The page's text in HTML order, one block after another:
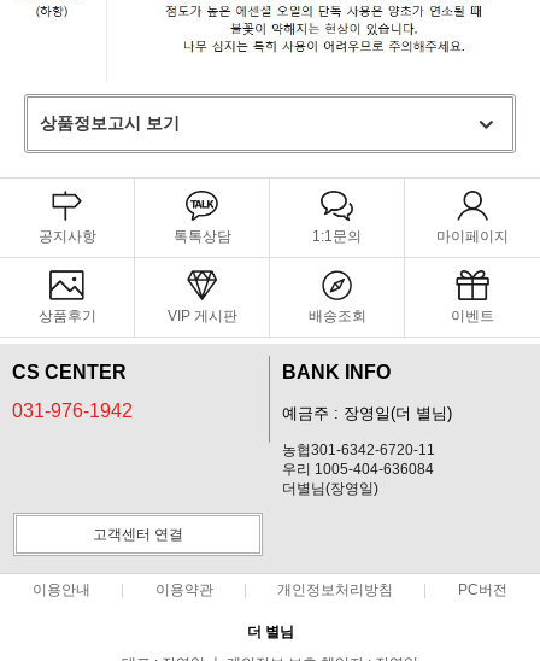
상품정보고시 보기
공지사항 톡톡상담 1:1문의 마이페이지
상품후기 VIP 게시판 배송조회 이벤트
CS CENTER
031-976-1942
BANK INFO
예금주 : 장영일(더 별님)
농협301-6342-6720-11
우리 1005-404-636084
더별님(장영일)
고객센터 연결
이용안내 이용약관 개인정보처리방침 PC버전
더 별님